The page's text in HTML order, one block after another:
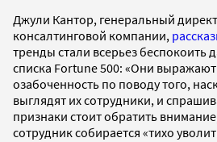
Джули Кантор, генеральный
консалтинговой компании,
тренды стали всерьез беспокоить
списка Fortune 500: «Они
озабоченность по поводу того,
выглядят их сотрудники, и
признаки стоит обратить
сотрудник собирается «тихо